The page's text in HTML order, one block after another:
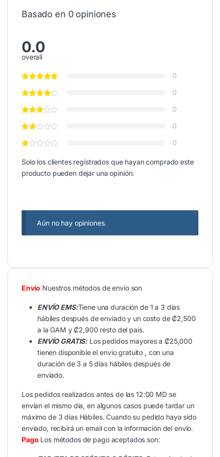
Basado en 0 opiniones
0.0
overall
0
0
0
0
0
Solo los clientes registrados que hayan comprado este
producto pueden dejar una opinión.
Aún no hay opiniones.
Envío Nuestros métodos de envío son
ENVÍO EMS:Tiene una duración de 1 a 3 días
hábiles después de enviado y un costo de ₡2,500
a la GAM y ₡2,900 resto del país.
ENVÍO GRATIS: Los pedidos mayores a ₡25,000
tienen disponible el envio gratuito , con una
duración de 3 a 5 días hábiles después de
enviado.
Los pedidos realizados antes de las 12:00 MD se
envían el mismo día, en algunos casos puede tardar un
máximo de 3 días Hábiles. Cuando su pedido haya sido
enviado, recibirá un email con la información del envío.
Pago Los métodos de pago aceptados son: